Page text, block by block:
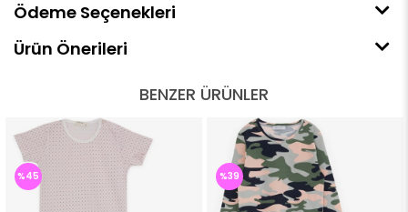
Ödeme Seçenekleri
Ürün Önerileri
BENZER ÜRÜNLER
%45 %39